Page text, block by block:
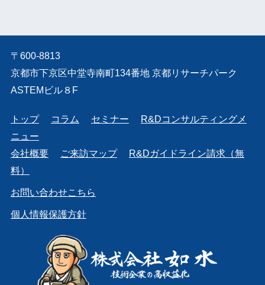
〒600-8813
京都市下京区中堂寺南町134番地 京都リサーチパーク
ASTEMビル８F
トップ コラム セミナー
R&Dコンサルティングメ
ニュー
会社概要
ご来訪マップ
R&Dガイドライン請求（無
料）
お問い合わせこちら
個人情報保護方針